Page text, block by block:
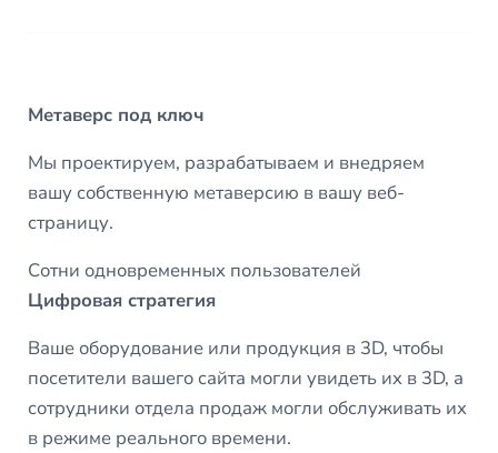
Метаверс под ключ
Мы проектируем, разрабатываем и внедряем
вашу собственную метаверсию в вашу веб-
страницу.
Сотни одновременных пользователей
Цифровая стратегия
Ваше оборудование или продукция в 3D, чтобы
посетители вашего сайта могли увидеть их в 3D, а
сотрудники отдела продаж могли обслуживать их
в режиме реального времени.